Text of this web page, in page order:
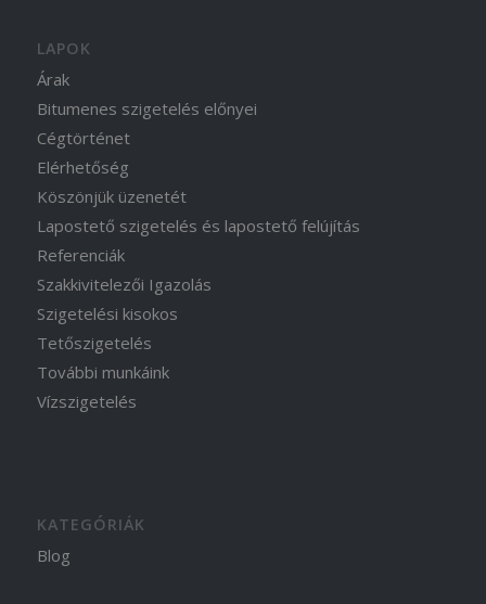
LAPOK
Árak
Bitumenes szigetelés előnyei
Cégtörténet
Elérhetőség
Köszönjük üzenetét
Lapostető szigetelés és lapostető felújítás
Referenciák
Szakkivitelezői Igazolás
Szigetelési kisokos
Tetőszigetelés
További munkáink
Vízszigetelés
KATEGÓRIÁK
Blog